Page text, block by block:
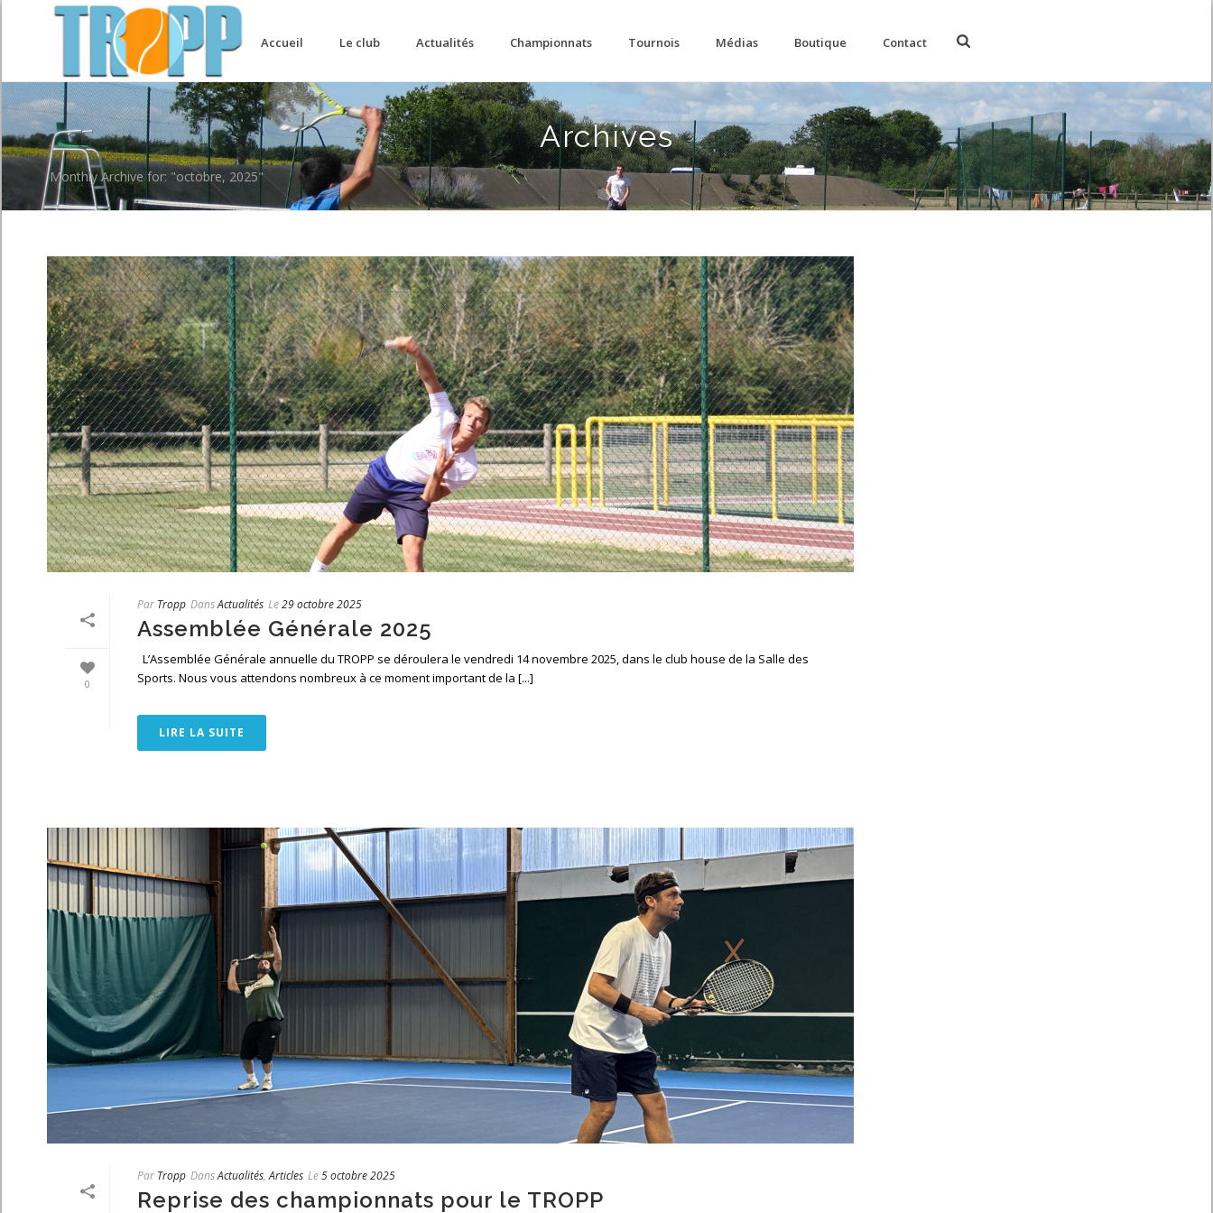
Accueil Le club Actualités Championnats Tournois Médias Boutique Contact
Archives
Monthly Archive for: "octobre, 2025"
0
Par Tropp DansActualités Le29 octobre 2025
Assemblée Générale 2025
L’Assemblée Générale annuelle du TROPP se déroulera le vendredi 14 novembre 2025, dans le club house de la Salle des
Sports. Nous vous attendons nombreux à ce moment important de la [...]
LIRE LA SUITE
Par Tropp DansActualités,Articles Le5 octobre 2025
Reprise des championnats pour le TROPP